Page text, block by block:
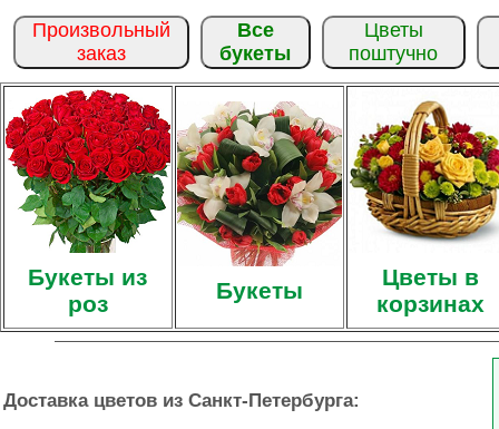
Произвольный
заказ
Все
букеты
Цветы
поштучно
Букеты из
роз
Букеты
Цветы в
корзинах
Доставка цветов из Санкт-Петербурга: